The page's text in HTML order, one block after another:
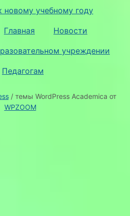
новому учебному году
Главная Новости
учреждении
Педагогам
/ темы WordPress Academica от
WPZOOM